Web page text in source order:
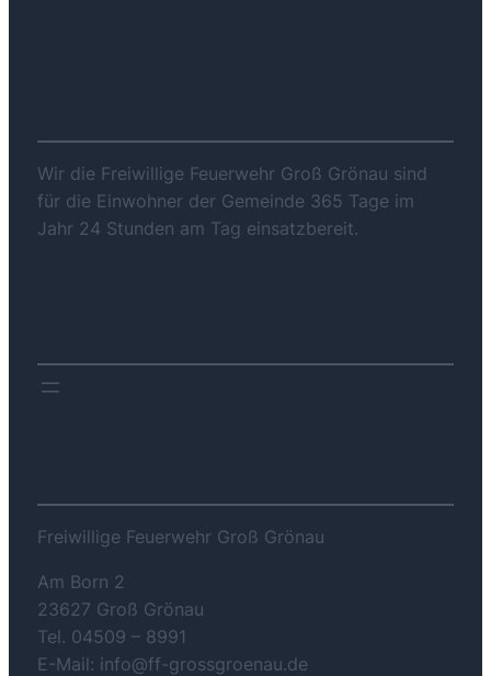
Wir die Freiwillige Feuerwehr Groß Grönau sind
für die Einwohner der Gemeinde 365 Tage im
Jahr 24 Stunden am Tag einsatzbereit.
Freiwillige Feuerwehr Groß Grönau
Am Born 2
23627 Groß Grönau
Tel. 04509 – 8991
E-Mail: info@ff-grossgroenau.de